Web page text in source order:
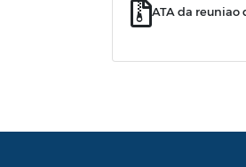
ATA da reuniao